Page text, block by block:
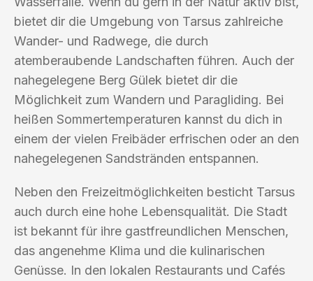
bietet dir die Umgebung von Tarsus zahlreiche
Wander- und Radwege, die durch
atemberaubende Landschaften führen. Auch der
nahegelegene Berg Gülek bietet dir die
Möglichkeit zum Wandern und Paragliding. Bei
heißen Sommertemperaturen kannst du dich in
einem der vielen Freibäder erfrischen oder an den
nahegelegenen Sandstränden entspannen.
Neben den Freizeitmöglichkeiten besticht Tarsus
auch durch eine hohe Lebensqualität. Die Stadt
ist bekannt für ihre gastfreundlichen Menschen,
das angenehme Klima und die kulinarischen
Genüsse. In den lokalen Restaurants und Cafés